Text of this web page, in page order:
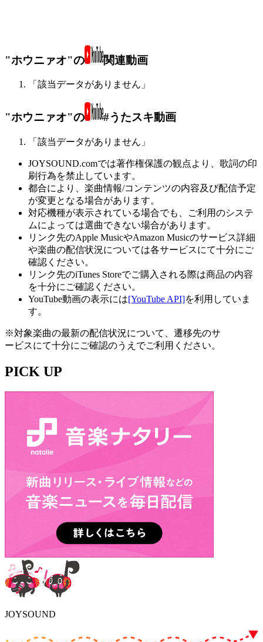
"ホウニァオ"の 関連動画
「該当データがありません」
"ホウニァオ"の #うたスキ動画
「該当データがありません」
JOYSOUND.comでは著作権保護の観点より、歌詞の印
刷行為を禁止しています。
都合により、楽曲情報/コンテンツの内容及び配信予定
が変更となる場合があります。
対応機種が表示されている場合でも、ご利用のシステ
ムによっては選曲できない場合があります。
リンク先のApple MusicやAmazon Musicのサービス詳細
や楽曲の配信状況については各サービスにて十分にご
確認ください。
リンク先のiTunes Storeでご購入される際は商品の内容
を十分にご確認ください。
YouTube動画の表示には[YouTube API]を利用していま
す。
※対象楽曲の最新の配信状況について、遷移先のサ
ービスにて十分にご確認のうえでご利用ください。
PICK UP
JOYSOUND